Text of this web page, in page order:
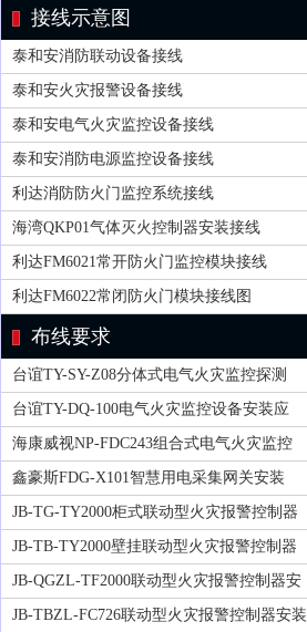
接线示意图
泰和安消防联动设备接线
泰和安火灾报警设备接线
泰和安电气火灾监控设备接线
泰和安消防电源监控设备接线
利达消防防火门监控系统接线
海湾QKP01气体灭火控制器安装接线
利达FM6021常开防火门监控模块接线
利达FM6022常闭防火门模块接线图
布线要求
台谊TY-SY-Z08分体式电气火灾监控探测
台谊TY-DQ-100电气火灾监控设备安装应
海康威视NP-FDC243组合式电气火灾监控
鑫豪斯FDG-X101智慧用电采集网关安装
JB-TG-TY2000柜式联动型火灾报警控制器
JB-TB-TY2000壁挂联动型火灾报警控制器
JB-QGZL-TF2000联动型火灾报警控制器安
JB-TBZL-FC726联动型火灾报警控制器安装